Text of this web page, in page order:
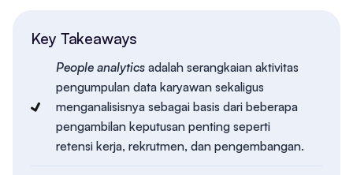
Key Takeaways
People analyticsadalah serangkaian aktivitas
pengumpulan data karyawan sekaligus
menganalisisnya sebagai basis dari beberapa
pengambilan keputusan penting seperti
retensi kerja, rekrutmen, dan pengembangan.